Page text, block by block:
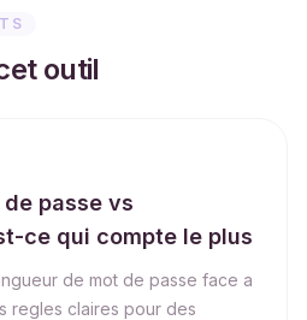
outil
passe vs
ce qui compte le plus
de mot de passe face a
regles claires pour des